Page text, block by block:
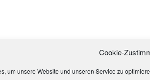
Cookie-
um unsere Website und unseren Service zu